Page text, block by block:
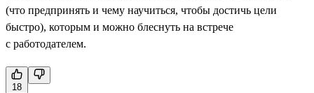
(что предпринять и чему научиться, чтобы достичь цели
быстро), которым и можно блеснуть на встрече
с работодателем.
18